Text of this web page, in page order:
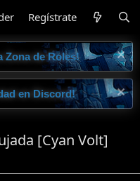
Regístrate
Zona de Roles!
en Discord!
[Cyan Volt]